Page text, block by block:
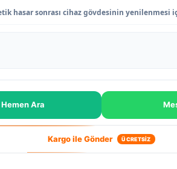
hasar sonrası cihaz gövdesinin yenilenmesi
Hemen Ara
Kargo ile Gönder ÜCRETSİZ